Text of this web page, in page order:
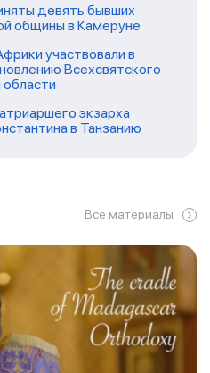
девять бывших
общины в Камеруне
участвовали в
Всехсвятского
экзарха
в Танзанию
Все материалы